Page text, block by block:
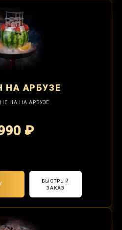
НА АРБУЗЕ
НА НА АРБУЗЕ
₽
БЫСТРЫЙ
ЗАКАЗ